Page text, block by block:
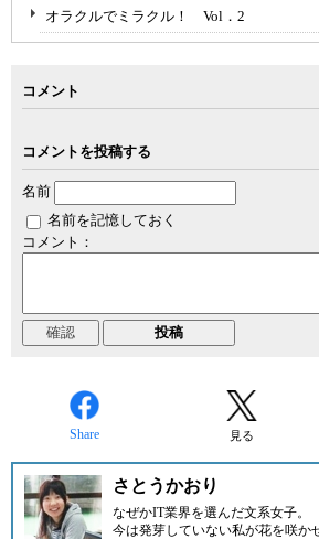
オラクルでミラクル！ Vol．2
コメント
コメントを投稿する
名前
名前を記憶しておく
コメント：
Share 見る
さとうかおり
なぜかIT業界を選んだ文系女子。
今は発芽していない私が花を咲か